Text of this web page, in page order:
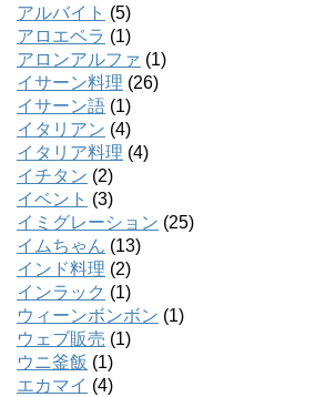
アルバイト (5)
アロエベラ (1)
アロンアルファ (1)
イサーン料理 (26)
イサーン語 (1)
イタリアン (4)
イタリア料理 (4)
イチタン (2)
イベント (3)
イミグレーション (25)
イムちゃん (13)
インド料理 (2)
インラック (1)
ウィーンボンボン (1)
ウェブ販売 (1)
ウニ釜飯 (1)
エカマイ (4)